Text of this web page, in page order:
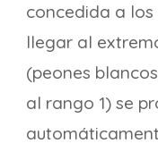
concedida a los
llegar al
(peones
al rango 1) se